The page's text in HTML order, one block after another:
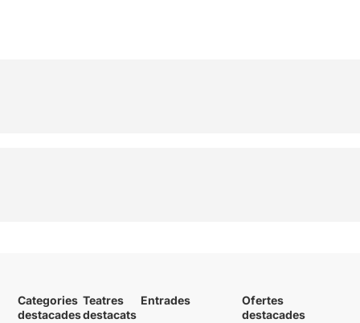
Categories
destacades
Teatres
destacats
Entrades
Ofertes
destacades